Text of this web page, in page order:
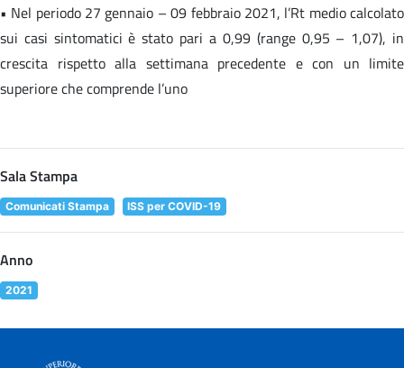
• Nel periodo 27 gennaio – 09 febbraio 2021, l’Rt medio calcolato
sui casi sintomatici è stato pari a 0,99 (range 0,95 – 1,07), in
crescita rispetto alla settimana precedente e con un limite
superiore che comprende l’uno
Sala Stampa
Comunicati Stampa ISS per COVID-19
Anno
2021